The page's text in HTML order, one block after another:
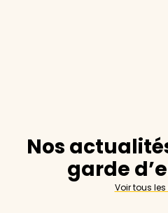
Nos
garde
Voir tous